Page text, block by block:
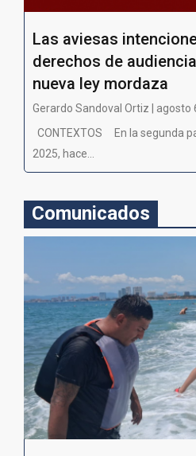
Las aviesas
derechos de
nueva ley mordaza
Gerardo Sandoval Ortiz | agosto
CONTEXTOS En la segunda
2025, hace...
Comunicados